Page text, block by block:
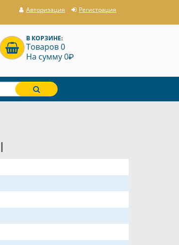
Авторизация Регистрация
В КОРЗИНЕ:
Товаров 0
На сумму 0P